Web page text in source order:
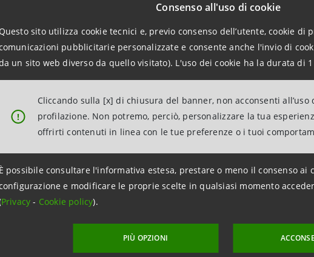
Consenso all'uso di cookie
Questo sito utilizza cookie tecnici e, previo consenso dell’utente, cookie
pubblicitarie personalizzate e consente anche l'invio di
un sito web diverso da quello visitato). L'uso dei cookie ha la durata di
!
Cliccando sulla [x] di chiusura del banner, non acconsenti all’uso
profilazione. Non potremo, perciò, personalizzare la tua
offrirti contenuti in linea con le tue preferenze o i tuoi
È possibile consultare l'informativa estesa, prestare o meno il consenso ai
e modificare le proprie scelte in qualsiasi momento
Privacy- Cookie policy).
PIÙ OPZIONI
Data ultimo aggiornamento 2 febbraio 2026 alle ore 08:01:05